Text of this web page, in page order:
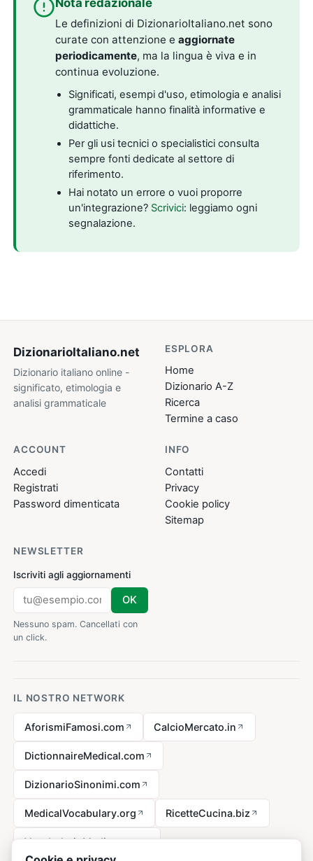
Nota redazionale
Le definizioni di DizionarioItaliano.net sono
curate con attenzione eaggiornate
periodicamente, ma la lingua è viva e in
continua evoluzione.
Significati, esempi d'uso, etimologia e analisi
grammaticale hanno finalità informative e
didattiche.
Per gli usi tecnici o specialistici consulta
sempre fonti dedicate al settore di
riferimento.
Hai notato un errore o vuoi proporre
un'integrazione? Scrivici: leggiamo ogni
segnalazione.
DizionarioItaliano.net
Dizionario italiano online -
significato, etimologia e
analisi grammaticale
ESPLORA
Home
Dizionario A-Z
Ricerca
Termine a caso
ACCOUNT
Accedi
Registrati
Password dimenticata
INFO
Contatti
Privacy
Cookie policy
Sitemap
NEWSLETTER
Iscriviti agli aggiornamenti
OK
Nessuno spam. Cancellati con
un click.
IL NOSTRO NETWORK
AforismiFamosi.com CalcioMercato.in
DictionnaireMedical.com
DizionarioSinonimi.com
MedicalVocabulary.org RicetteCucina.biz
VocabolarioMedico.com